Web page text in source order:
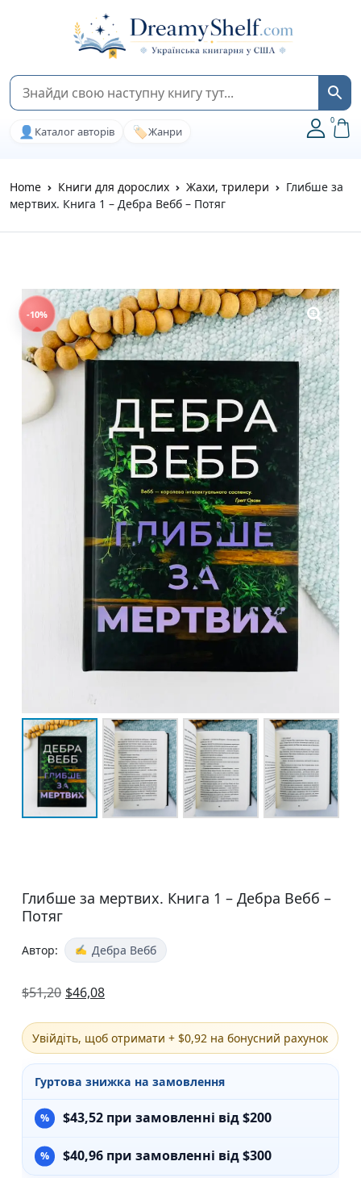
👤 Каталог авторів 🏷️Жанри
0
Home Книги для дорослих Жахи, трилери
Глибше за
мертвих. Книга 1 – Дебра Вебб – Потяг
-10%
Глибше за мертвих. Книга 1 – Дебра Вебб –
Потяг
Автор: Дебра Вебб
$51,20 $46,08
Увійдіть, щоб отримати + $0,92 на бонусний рахунок
Гуртова знижка на замовлення
$43,52 при замовленні від $200
$40,96 при замовленні від $300